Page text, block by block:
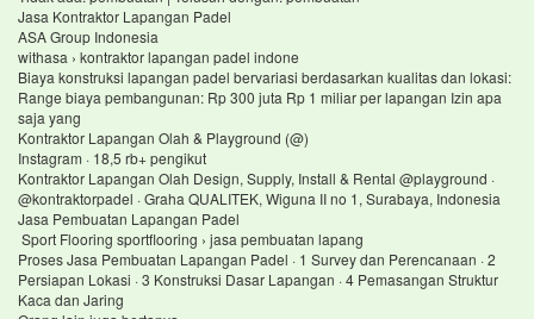
Jasa Kontraktor Lapangan Padel
ASA Group Indonesia
withasa › kontraktor lapangan padel indone
Biaya konstruksi lapangan padel bervariasi berdasarkan kualitas dan lokasi:
Range biaya pembangunan: Rp 300 juta Rp 1 miliar per lapangan Izin apa
saja yang
Kontraktor Lapangan Olah & Playground (@)
Instagram · 18,5 rb+ pengikut
Kontraktor Lapangan Olah Design, Supply, Install & Rental @playground ·
@kontraktorpadel · Graha QUALITEK, Wiguna II no 1, Surabaya, Indonesia
Jasa Pembuatan Lapangan Padel
Sport Flooring sportflooring › jasa pembuatan lapang
Proses Jasa Pembuatan Lapangan Padel · 1 Survey dan Perencanaan · 2
Persiapan Lokasi · 3 Konstruksi Dasar Lapangan · 4 Pemasangan Struktur
Kaca dan Jaring